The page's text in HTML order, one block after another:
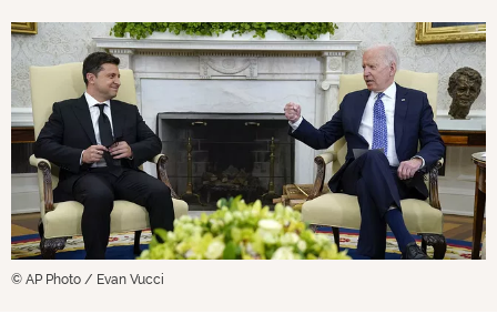
© AP Photo / Evan Vucci